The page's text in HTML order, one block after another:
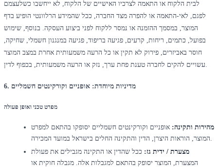
לבית הלקוח או התאמה לצרכיו האישיים של הלקוח, לא ייחשבו כשלעצמם
לפגם, לאי-התאמה או להפרה מצד החברה, ככל שהמידע הרלוונטי הופיע בדף
המוצר, במסמך ההזמנה או נמסר ללקוח לפני ביצוע העסקה. בנוסף, שימוש
בפועל, כתמים, ריחות, קרעים, פגיעה בריפוד, פגיעה במנגנון חשמלי, שחיקה,
חוסר באביזרים, פירוק לא תקין או כל הרעה משמעותית אחרת במצב המוצר
6. מדיניות מיוחדת: אופניים וקורקינטים חשמליים
מפרט טכני ואופן פעולה
מהירות ותקינה: אופניים וקורקינטים חשמליים יסופקו בהתאם למפרט
מצערת / ידית גז: ככל שהדין או התקינה מגבילים את פעולת
המצערת, המוצר יסופק בהתאם למגבלות אלה. מגבלה חוקית או